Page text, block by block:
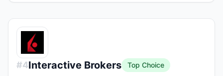
#4Interactive Brokers
Top Choice